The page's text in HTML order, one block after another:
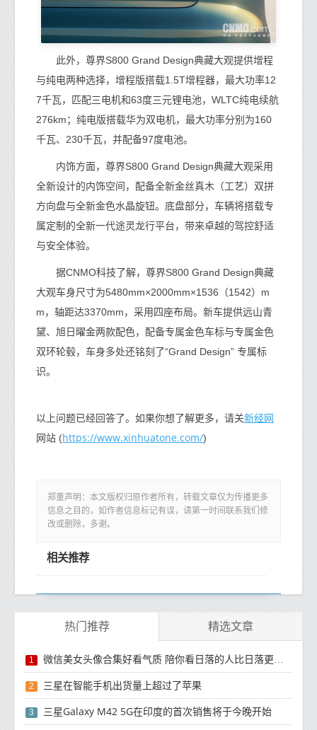
此外，尊界S800 Grand Design典藏大观提供增程
与纯电两种选择，增程版搭载1.5T增程器，最大功率12
7千瓦，匹配三电机和63度三元锂电池，WLTC纯电续航
276km；纯电版搭载华为双电机，最大功率分别为160
千瓦、230千瓦，并配备97度电池。
内饰方面，尊界S800 Grand Design典藏大观采用
全新设计的内饰空间，配备全新金丝真木（工艺）双拼
方向盘与全新金色水晶旋钮。底盘部分，车辆将搭载专
属定制的全新一代途灵龙行平台，带来卓越的驾控舒适
与安全体验。
据CNMO科技了解，尊界S800 Grand Design典藏
大观车身尺寸为5480mm×2000mm×1536（1542）m
m，轴距达3370mm，采用四座布局。新车提供远山青
黛、旭日曜金两款配色，配备专属金色车标与专属金色
双环轮毂，车身多处还铭刻了“Grand Design” 专属标
识。
以上问题已经回答了。如果你想了解更多，请关新经网
网站 (https://www.xinhuatone.com/)
郑重声明：本文版权归原作者所有，转载文章仅为传播更多
信息之目的，如作者信息标记有误，请第一时间联系我们修
改或删除，多谢。
相关推荐
热门推荐 精选文章
1 微信美女头像合集好看气质 陪你看日落的人比日落更浪漫
2 三星在智能手机出货量上超过了苹果
3 三星Galaxy M42 5G在印度的首次销售将于今晚开始